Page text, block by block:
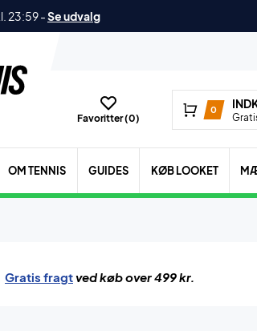
23:59-Se udvalg
Favoritter (0)
0
OM TENNIS GUIDES KØB LOOKET
Gratis fragtved køb over 499 kr.